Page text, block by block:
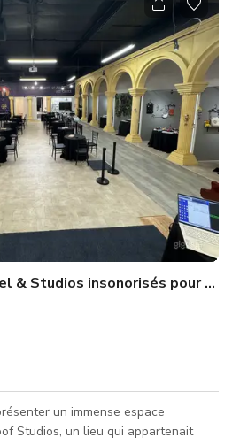
et projets créatifs ✔ Espaces
pour différents types de productions
& Studios insonorisés pour
un immense espace
Studios, un lieu qui appartenait